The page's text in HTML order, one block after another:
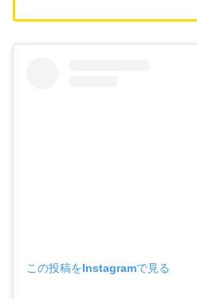
この投稿をInstagramで見る